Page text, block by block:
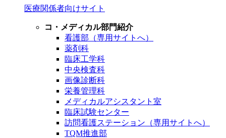
医療関係者向けサイト
コ・メディカル部門紹介
看護部（専用サイトへ）
薬剤科
臨床工学科
中央検査科
画像診断科
栄養管理科
メディカルアシスタント室
臨床試験センター
訪問看護ステーション（専用サイトへ）
TQM推進部